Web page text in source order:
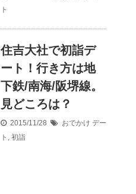
ト
住吉大社で初詣デ
ート！行き方は地
下鉄/南海/阪堺線。
見どころは？
2015/11/28 おでかけ デー
ト , 初詣